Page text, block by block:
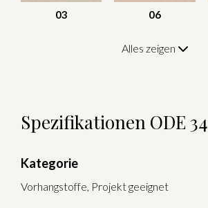
03 06
Alles zeigen
Spezifikationen ODE 34
Kategorie
Vorhangstoffe, Projekt geeignet